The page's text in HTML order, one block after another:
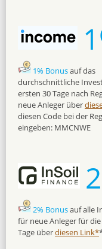
1% Bonusauf das
durchschnittliche
ersten 30 Tage nach
neue Anleger über
diesen Code bei der
eingeben: MMCNWE
2% Bonusauf alle
für neue Anleger für
Tage überdiesen Link*